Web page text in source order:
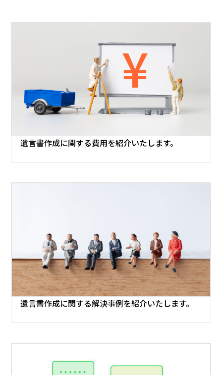
遺言書作成に関する費用を紹介いたします。
遺言書作成に関する解決事例を紹介いたします。